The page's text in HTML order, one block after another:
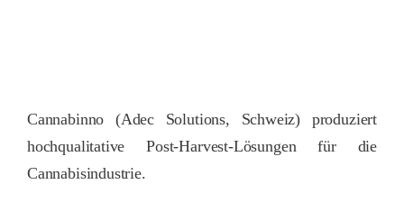
Cannabinno (Adec Solutions, Schweiz) produziert
hochqualitative Post-Harvest-Lösungen für die
Cannabisindustrie.